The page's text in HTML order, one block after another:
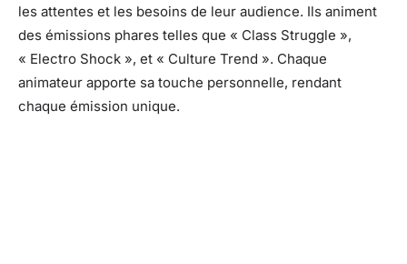
les attentes et les besoins de leur audience. Ils animent
des émissions phares telles que « Class Struggle »,
« Electro Shock », et « Culture Trend ». Chaque
animateur apporte sa touche personnelle, rendant
chaque émission unique.